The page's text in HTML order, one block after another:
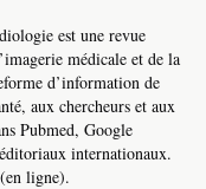
est une revue
médicale et de la
d’information de
aux chercheurs et aux
Pubmed, Google
internationaux.
ligne).